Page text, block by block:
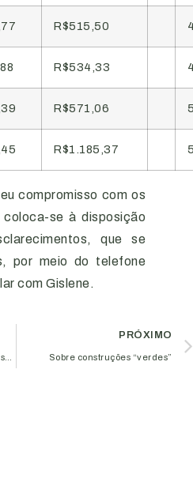
R$515,50
R$534,33
R$571,06
R$1.185,37
compromisso com os
se à disposição
que se
por meio do telefone
com Gislene.
PRÓXIMO
Sobre construções “verdes”